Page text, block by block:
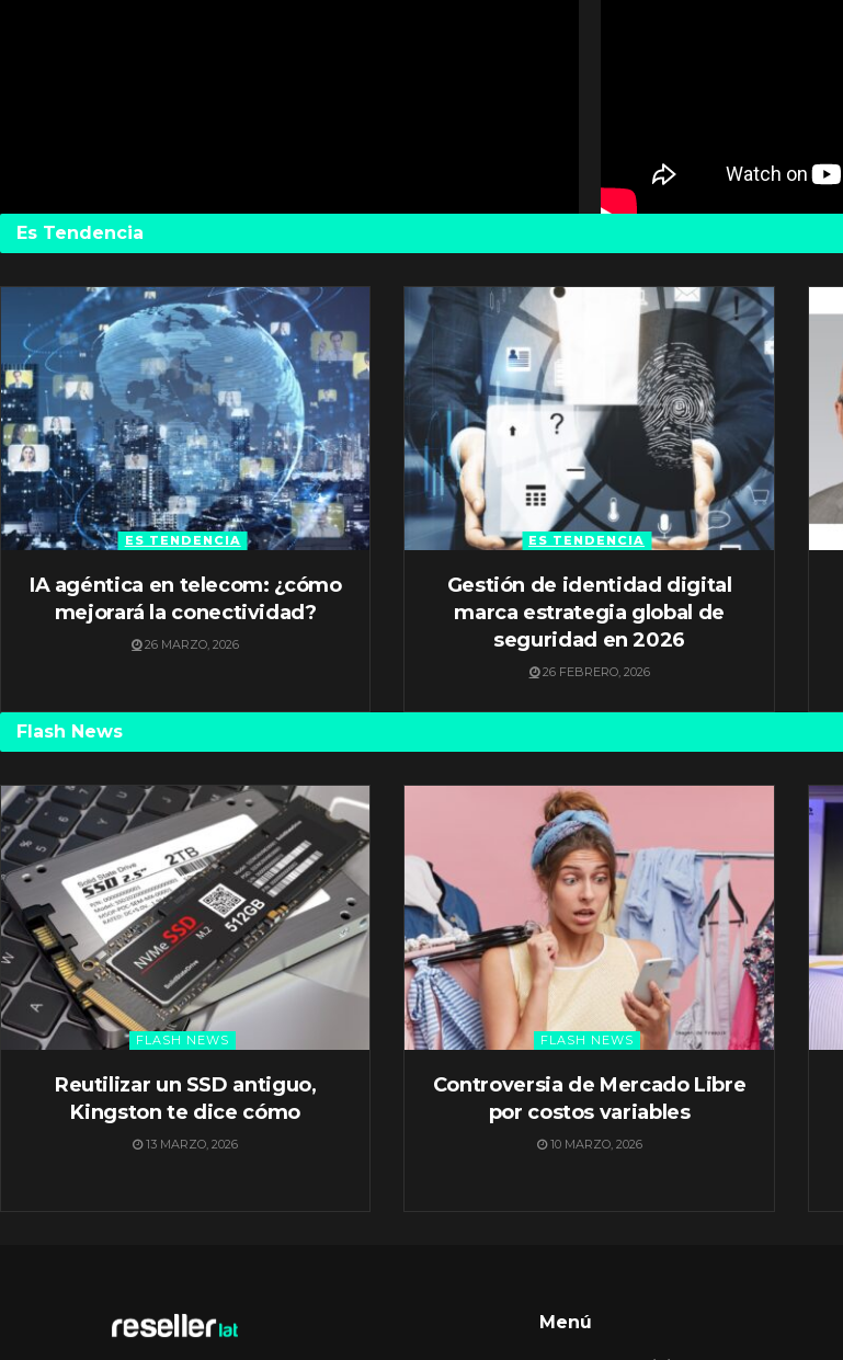
Es Tendencia
ES TENDENCIA
IA agéntica en telecom: ¿cómo
mejorará la conectividad?
26 MARZO, 2026
ES TENDENCIA
Gestión de identidad digital
marca estrategia global de
seguridad en 2026
26 FEBRERO, 2026
Flash News
FLASH NEWS
Reutilizar un SSD antiguo,
Kingston te dice cómo
13 MARZO, 2026
FLASH NEWS
Controversia de Mercado Libre
por costos variables
10 MARZO, 2026
Menú